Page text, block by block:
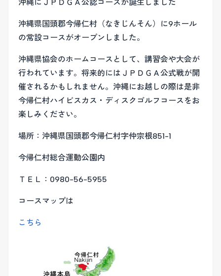
沖縄にＪＰＤＧＡ公認コースが誕生しました
沖縄県国頭郡今帰仁村（なきじんそん）に9ホール
の常設コースがオープンしました。
沖縄県協会のホームコースとして、講習会や大会が
行われています。将来的にはＪＰＤＧＡ公式戦が開
催されるかもしれません。沖縄にお越しの際は是非
今帰仁村ハイビスカス・ディスクゴルフコースをお
楽しみください。
場所：沖縄県国頭郡今帰仁村字仲宗根851-1
今帰仁村総合運動公園内
ＴＥＬ：0980-56-5955
コースマップは
こちら